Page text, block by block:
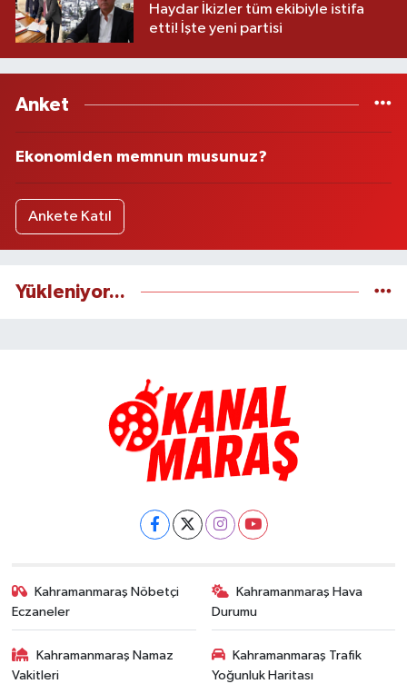
Haydar İkizler tüm ekibiyle istifa
etti! İşte yeni partisi
Anket
Ekonomiden memnun musunuz?
Ankete Katıl
Yükleniyor...
Kahramanmaraş Nöbetçi
Eczaneler
Kahramanmaraş Hava
Durumu
Kahramanmaraş Namaz
Vakitleri
Kahramanmaraş Trafik
Yoğunluk Haritası